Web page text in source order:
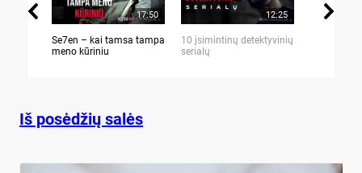
17:50
Se7en – kai tamsa tampa
meno kūriniu
12:25
10 įsimintinų detektyvinių
serialų
Iš posėdžių salės